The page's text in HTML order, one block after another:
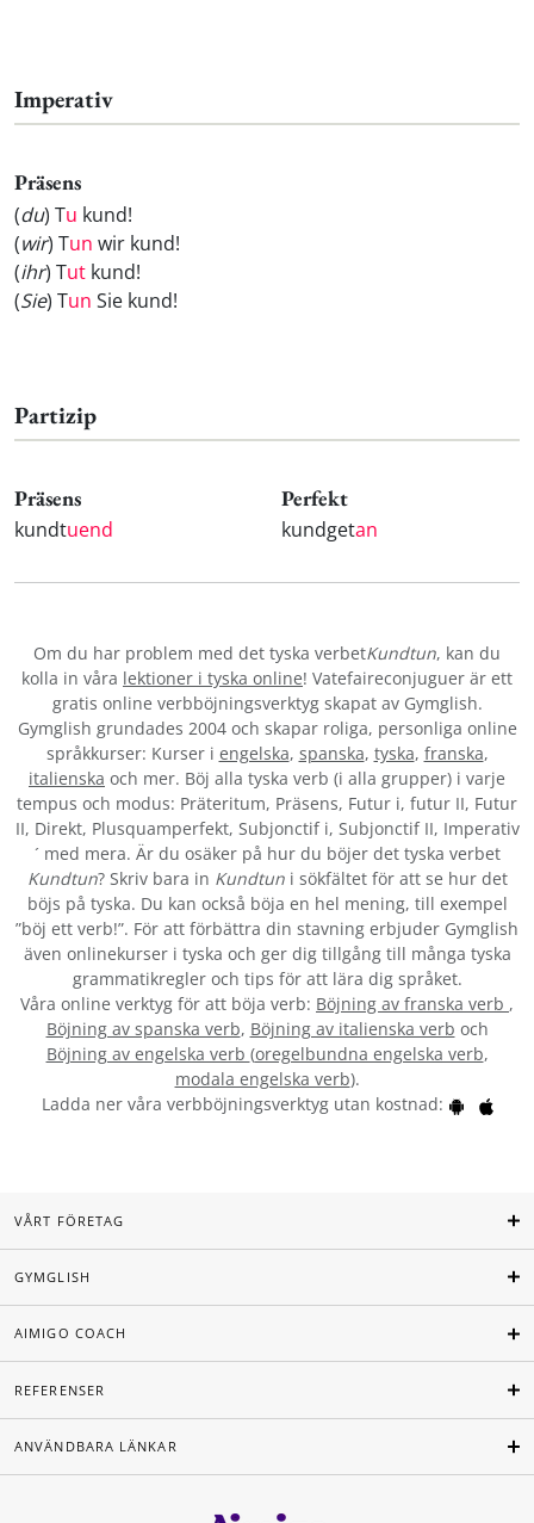
Imperativ
Präsens
(du) Tu kund!
(wir) Tun wir kund!
(ihr) Tut kund!
(Sie) Tun Sie kund!
Partizip
Präsens
kundtuend
Perfekt
kundgetan
Om du har problem med det tyska verbetKundtun, kan du
kolla in våra lektioner i tyska online! Vatefaireconjuguer är ett
gratis online verbböjningsverktyg skapat av Gymglish.
Gymglish grundades 2004 och skapar roliga, personliga online
språkkurser: Kurser i engelska, spanska, tyska, franska,
italienska och mer. Böj alla tyska verb (i alla grupper) i varje
tempus och modus: Präteritum, Präsens, Futur i, futur II, Futur
II, Direkt, Plusquamperfekt, Subjonctif i, Subjonctif II, Imperativ
´ med mera. Är du osäker på hur du böjer det tyska verbet
Kundtun? Skriv bara in Kundtuni sökfältet för att se hur det
böjs på tyska. Du kan också böja en hel mening, till exempel
”böj ett verb!”. För att förbättra din stavning erbjuder Gymglish
även onlinekurser i tyska och ger dig tillgång till många tyska
grammatikregler och tips för att lära dig språket.
Våra online verktyg för att böja verb: Böjning av franska verb ,
Böjning av spanska verb, Böjning av italienska verb och
Böjning av engelska verb (oregelbundna engelska verb,
modala engelska verb).
Ladda ner våra verbböjningsverktyg utan kostnad:
VÅRT FÖRETAG
GYMGLISH
AIMIGO COACH
REFERENSER
ANVÄNDBARA LÄNKAR